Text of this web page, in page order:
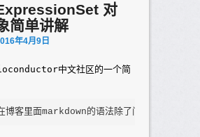
对
简单讲解
年4月9日
中文社区的一个简
博客里面markdown的语法除了问题，欢迎直接